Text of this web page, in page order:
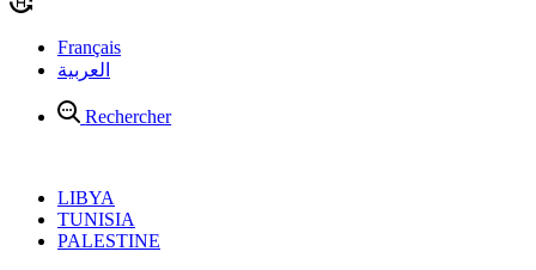
Français
العربية
Rechercher
LIBYA
TUNISIA
PALESTINE